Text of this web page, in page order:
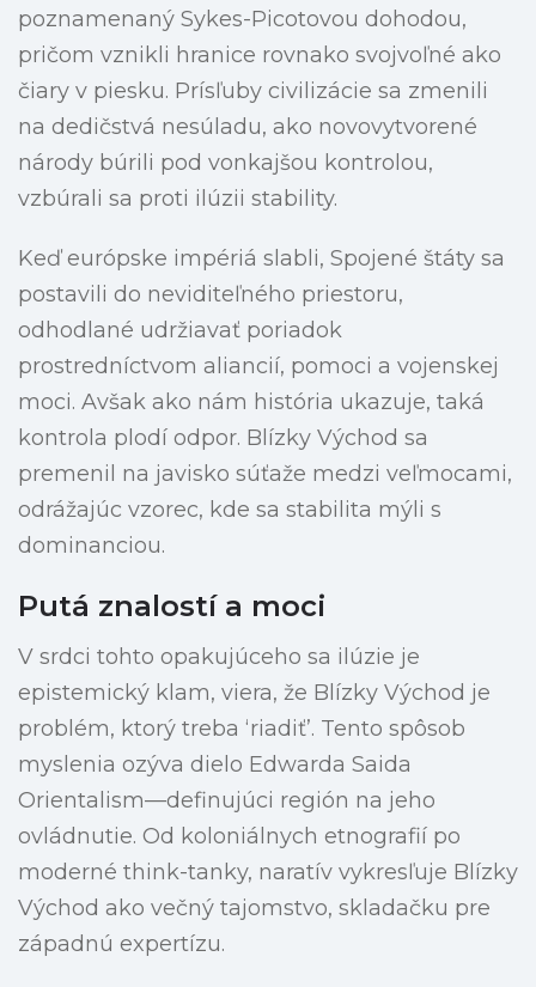
poznamenaný Sykes-Picotovou dohodou,
pričom vznikli hranice rovnako svojvoľné ako
čiary v piesku. Prísľuby civilizácie sa zmenili
na dedičstvá nesúladu, ako novovytvorené
národy búrili pod vonkajšou kontrolou,
vzbúrali sa proti ilúzii stability.
Keď európske impériá slabli, Spojené štáty sa
postavili do neviditeľného priestoru,
odhodlané udržiavať poriadok
prostredníctvom aliancií, pomoci a vojenskej
moci. Avšak ako nám história ukazuje, taká
kontrola plodí odpor. Blízky Východ sa
premenil na javisko súťaže medzi veľmocami,
odrážajúc vzorec, kde sa stabilita mýli s
dominanciou.
Putá znalostí a moci
V srdci tohto opakujúceho sa ilúzie je
epistemický klam, viera, že Blízky Východ je
problém, ktorý treba ‘riadiť’. Tento spôsob
myslenia ozýva dielo Edwarda Saida
Orientalism—definujúci región na jeho
ovládnutie. Od koloniálnych etnografií po
moderné think-tanky, naratív vykresľuje Blízky
Východ ako večný tajomstvo, skladačku pre
západnú expertízu.